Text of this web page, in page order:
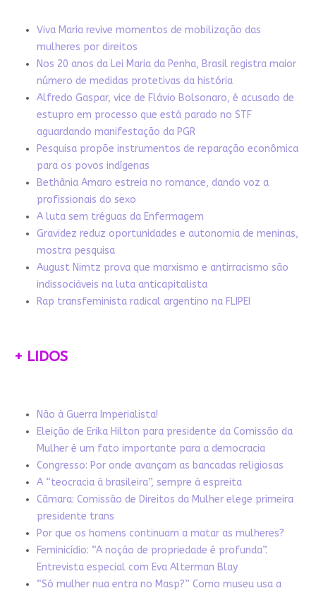
Viva Maria revive momentos de mobilização das
mulheres por direitos
Nos 20 anos da Lei Maria da Penha, Brasil registra maior
número de medidas protetivas da história
Alfredo Gaspar, vice de Flávio Bolsonaro, é acusado de
estupro em processo que está parado no STF
aguardando manifestação da PGR
Pesquisa propõe instrumentos de reparação econômica
para os povos indígenas
Bethânia Amaro estreia no romance, dando voz a
profissionais do sexo
A luta sem tréguas da Enfermagem
Gravidez reduz oportunidades e autonomia de meninas,
mostra pesquisa
August Nimtz prova que marxismo e antirracismo são
indissociáveis na luta anticapitalista
Rap transfeminista radical argentino na FLIPEI
+ LIDOS
Não à Guerra Imperialista!
Eleição de Erika Hilton para presidente da Comissão da
Mulher é um fato importante para a democracia
Congresso: Por onde avançam as bancadas religiosas
A “teocracia à brasileira”, sempre à espreita
Câmara: Comissão de Direitos da Mulher elege primeira
presidente trans
Por que os homens continuam a matar as mulheres?
Feminicídio: “A noção de propriedade é profunda”.
Entrevista especial com Eva Alterman Blay
“Só mulher nua entra no Masp?” Como museu usa a